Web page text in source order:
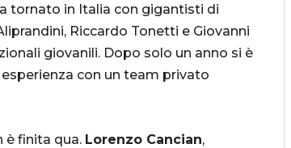
tornato in Italia con gigantisti di
Riccardo Tonetti e Giovanni
giovanili. Dopo solo un anno si è
con un team privato
è finita qua. Lorenzo Cancian,